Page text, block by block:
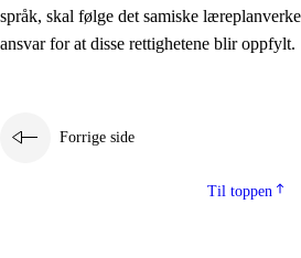
språk, skal følge det samiske
ansvar for at disse rettighetene blir oppfylt.
Forrige side
Til toppen